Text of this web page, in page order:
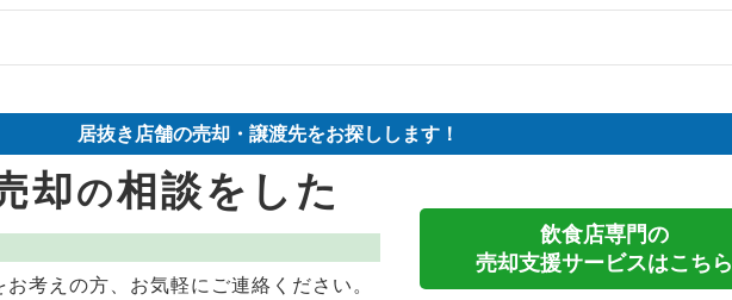
物件の案件一覧
物件の案件一覧
却物件の案件一覧
案件一覧
物件の案件一覧
物件の案件一覧
居抜き店舗の売却・譲渡先をお探しします！
却の相談をした
お考えの方、お気軽にご連絡ください。
飲食店専門の
売却支援サービスはこちら